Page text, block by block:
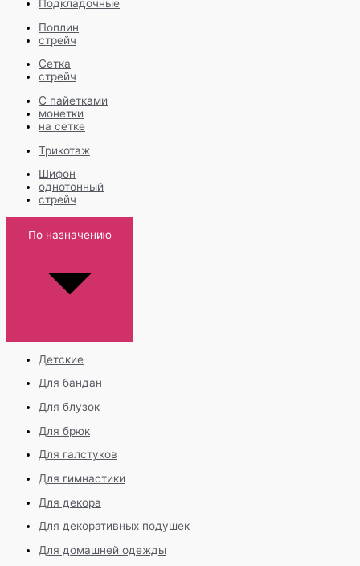
Подкладочные
Поплин
стрейч
Сетка
стрейч
С пайетками
монетки
на сетке
Трикотаж
Шифон
однотонный
стрейч
По назначению
Детские
Для бандан
Для блузок
Для брюк
Для галстуков
Для гимнастики
Для декора
Для декоративных подушек
Для домашней одежды